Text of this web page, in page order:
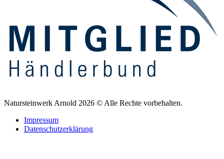
Natursteinwerk Arnold 2026 © Alle Rechte vorbehalten.
Impressum
Datenschutzerklärung